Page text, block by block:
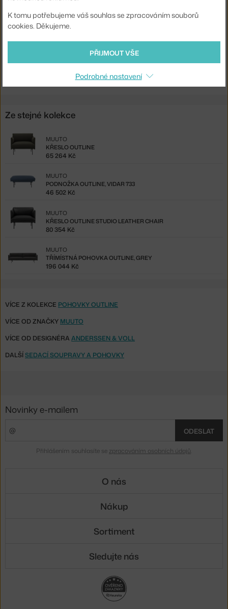
Kód produktu
MUU-OU2SRA10101
EAN
5713222210793
Ste zo Slovenska? Prejdite naDvojmiestna pohovka Outline,
cognac
Shopping from the EU? Switch toOutline 2-seater, cognac leather
Ze stejné kolekce
KŘESLO OUTLINE
MUUTO
65 264 Kč
PODNOŽKA OUTLINE, VIDAR 733
MUUTO
46 502 Kč
KŘESLO OUTLINE STUDIO LEATHER CHAIR
MUUTO
80 354 Kč
TŘÍMÍSTNÁ POHOVKA OUTLINE, GREY
MUUTO
196 044 Kč
VÍCE Z KOLEKCE POHOVKY OUTLINE
VÍCE OD ZNAČKY MUUTO
VÍCE OD DESIGNÉRA ANDERSSEN & VOLL
DALŠÍSEDACÍ SOUPRAVY A POHOVKY
K tomu potřebujeme váš souhlas se zpracováním souborů
cookies. Děkujeme.
PŘIJMOUT VŠE
Podrobné nastavení
Novinky e-mailem
ODESLAT
Přihlášením souhlasíte se zpracováním osobních údajů
O nás
Nákup
Sortiment
Sledujte nás